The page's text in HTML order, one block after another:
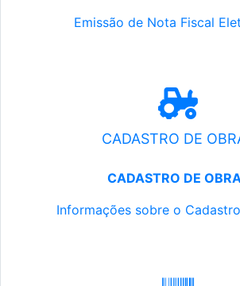
Emissão de Nota Fiscal
CADASTRO DE
CADASTRO DE
Informações sobre o